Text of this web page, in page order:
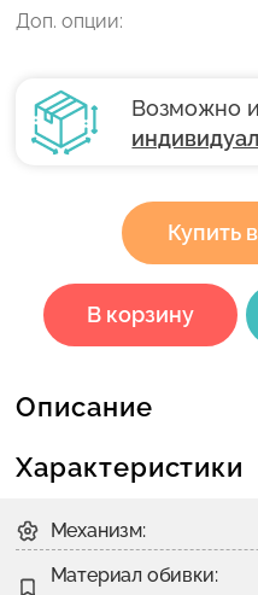
Доп. опции:
Возможно
Купить
В корзину
Описание
Характеристики
Механизм:
Материал обивки: